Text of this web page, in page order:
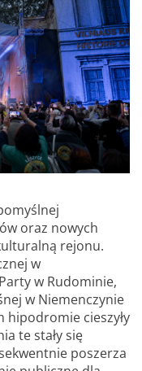
oraz nowych
rejonu.
w
w Rudominie,
w Niemenczynie
hipodromie cieszyły
te stały się
poszerza